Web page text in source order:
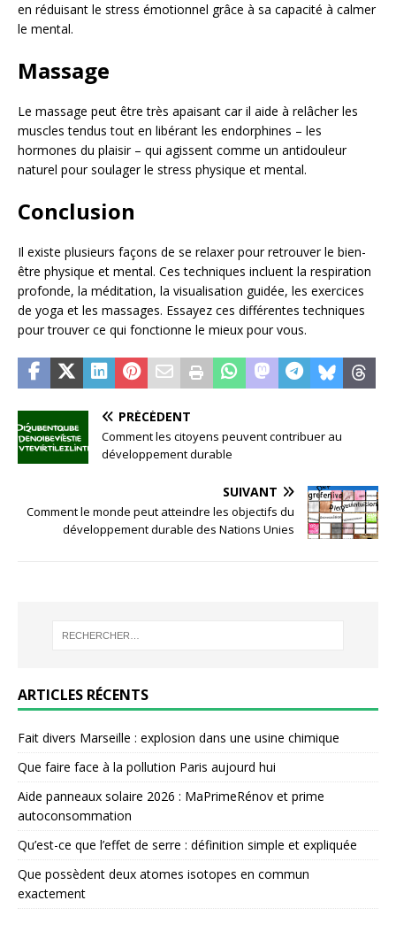
en réduisant le stress émotionnel grâce à sa capacité à calmer
le mental.
Massage
Le massage peut être très apaisant car il aide à relâcher les
muscles tendus tout en libérant les endorphines – les
hormones du plaisir – qui agissent comme un antidouleur
naturel pour soulager le stress physique et mental.
Conclusion
Il existe plusieurs façons de se relaxer pour retrouver le bien-
être physique et mental. Ces techniques incluent la respiration
profonde, la méditation, la visualisation guidée, les exercices
de yoga et les massages. Essayez ces différentes techniques
pour trouver ce qui fonctionne le mieux pour vous.
PRÉCÉDENT
Comment les citoyens peuvent contribuer au
développement durable
SUIVANT
Comment le monde peut atteindre les objectifs du
développement durable des Nations Unies
ARTICLES RÉCENTS
Fait divers Marseille : explosion dans une usine chimique
Que faire face à la pollution Paris aujourd hui
Aide panneaux solaire 2026 : MaPrimeRénov et prime
autoconsommation
Qu’est-ce que l’effet de serre : définition simple et expliquée
Que possèdent deux atomes isotopes en commun
exactement